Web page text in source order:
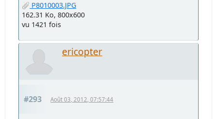
P8010003.JPG
162.31 Ko, 800x600
vu 1421 fois
ericopter
#293 Août 03, 2012, 07:57:44